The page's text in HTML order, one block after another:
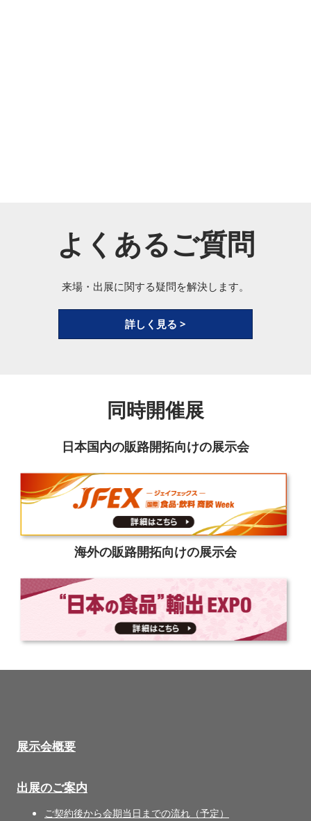
よくあるご質問
来場・出展に関する疑問を解決します。
詳しく見る >
同時開催展
日本国内の販路開拓向けの展示会
海外の販路開拓向けの展示会
展示会概要
出展のご案内
ご契約後から会期当日までの流れ（予定）